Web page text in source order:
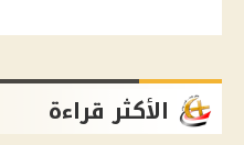
الأكثر قراءة